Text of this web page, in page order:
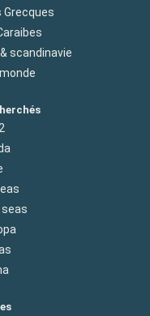
Grecques
scandinavie